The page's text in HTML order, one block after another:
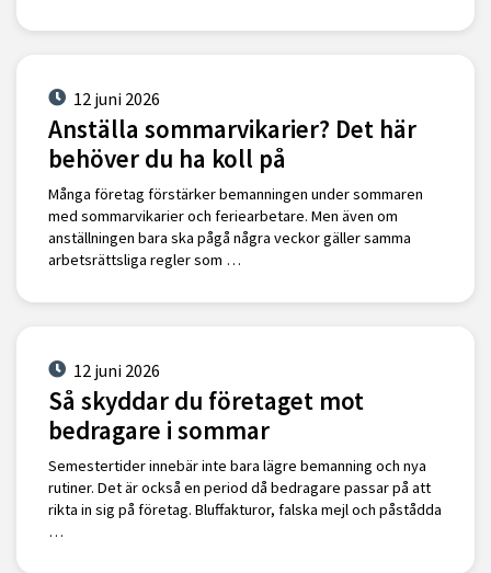
12 juni 2026
Anställa sommarvikarier? Det här
behöver du ha koll på
Många företag förstärker bemanningen under sommaren
med sommarvikarier och feriearbetare. Men även om
anställningen bara ska pågå några veckor gäller samma
arbetsrättsliga regler som …
12 juni 2026
Så skyddar du företaget mot
bedragare i sommar
Semestertider innebär inte bara lägre bemanning och nya
rutiner. Det är också en period då bedragare passar på att
rikta in sig på företag. Bluffakturor, falska mejl och påstådda
…